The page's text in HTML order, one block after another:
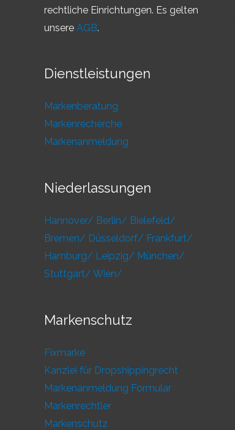
rechtliche Einrichtungen. Es gelten
unsere AGB.
Dienstleistungen
Markenberatung
Markenrecherche
Markenanmeldung
Niederlassungen
Hannover/ Berlin/ Bielefeld/
Bremen/ Düsseldorf/ Frankfurt/
Hamburg/ Leipzig/ München/
Stuttgart/ Wien/
Markenschutz
Fixmarke
Kanzlei für Dropshippingrecht
Markenanmeldung Formular
Markenrechtler
Markenschutz